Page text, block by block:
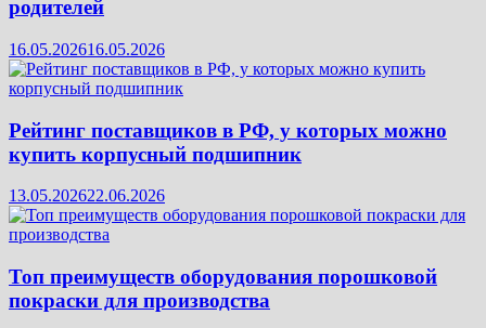
родителей
16.05.202616.05.2026
Рейтинг поставщиков в РФ, у которых можно
купить корпусный подшипник
13.05.202622.06.2026
Топ преимуществ оборудования порошковой
покраски для производства